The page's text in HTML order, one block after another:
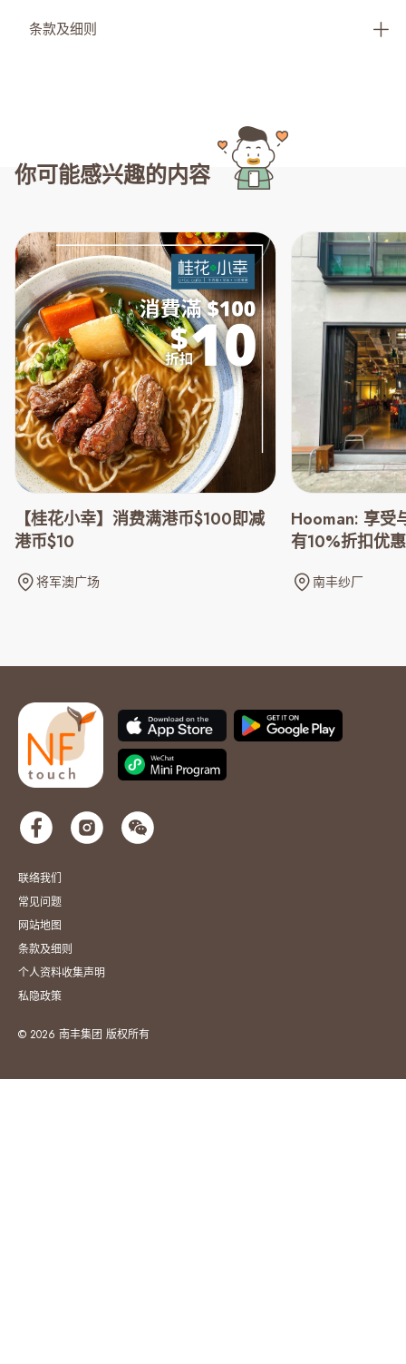
条款及细则
你可能感兴趣的内容
【桂花小幸】消费满港币$100即减
港币$10
将军澳广场
Hooman: 享受
有10%折扣优
南丰纱厂
联络我们
常见问题
网站地图
条款及细则
个人资料收集声明
私隐政策
© 2026 南丰集团 版权所有